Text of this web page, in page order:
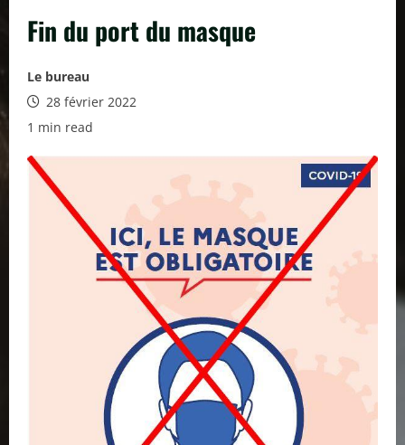
Fin du port du masque
Le bureau
28 février 2022
1 min read